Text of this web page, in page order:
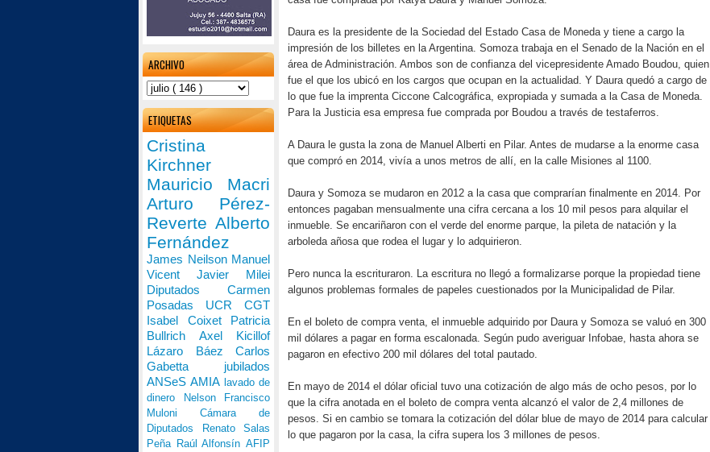
Daura es la presidente de la Sociedad del Estado Casa de Moneda y tiene a cargo la
impresión de los billetes en la Argentina. Somoza trabaja en el Senado de la Nación en el
área de Administración. Ambos son de confianza del vicepresidente Amado Boudou, quien
fue el que los ubicó en los cargos que ocupan en la actualidad. Y Daura quedó a cargo de
lo que fue la imprenta Ciccone Calcográfica, expropiada y sumada a la Casa de Moneda.
Para la Justicia esa empresa fue comprada por Boudou a través de testaferros.
A Daura le gusta la zona de Manuel Alberti en Pilar. Antes de mudarse a la enorme casa
que compró en 2014, vivía a unos metros de allí, en la calle Misiones al 1100.
Daura y Somoza se mudaron en 2012 a la casa que comprarían finalmente en 2014. Por
entonces pagaban mensualmente una cifra cercana a los 10 mil pesos para alquilar el
inmueble. Se encariñaron con el verde del enorme parque, la pileta de natación y la
arboleda añosa que rodea el lugar y lo adquirieron.
Pero nunca la escrituraron. La escritura no llegó a formalizarse porque la propiedad tiene
algunos problemas formales de papeles cuestionados por la Municipalidad de Pilar.
En el boleto de compra venta, el inmueble adquirido por Daura y Somoza se valuó en 300
mil dólares a pagar en forma escalonada. Según pudo averiguar Infobae, hasta ahora se
pagaron en efectivo 200 mil dólares del total pautado.
En mayo de 2014 el dólar oficial tuvo una cotización de algo más de ocho pesos, por lo
que la cifra anotada en el boleto de compra venta alcanzó el valor de 2,4 millones de
pesos. Si en cambio se tomara la cotización del dólar blue de mayo de 2014 para calcular
lo que pagaron por la casa, la cifra supera los 3 millones de pesos.
ARCHIVO
ETIQUETAS
Cristina
Kirchner
Mauricio Macri
Arturo Pérez-
Reverte Alberto
Fernández
James Neilson Manuel
Vicent Javier Milei
Diputados Carmen
Posadas UCR CGT
Isabel Coixet Patricia
Bullrich Axel Kicillof
Lázaro Báez Carlos
Gabetta jubilados
ANSeSAMIA lavado de
dinero
Nelson Francisco
Muloni Cámara de
Diputados
Renato Salas
Peña Raúl AlfonsínAFIP